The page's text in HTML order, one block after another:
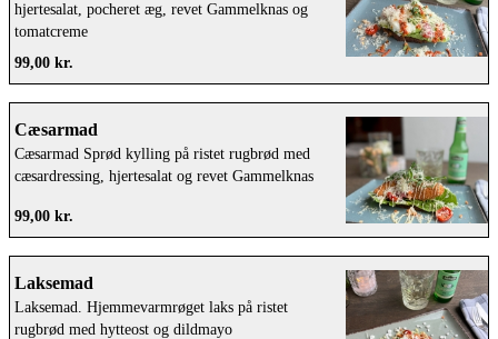
hjertesalat, pocheret æg, revet Gammelknas og
tomatcreme
99,00 kr.
Cæsarmad
Cæsarmad Sprød kylling på ristet rugbrød med
cæsardressing, hjertesalat og revet Gammelknas
99,00 kr.
Laksemad
Laksemad. Hjemmevarmrøget laks på ristet
rugbrød med hytteost og dildmayo